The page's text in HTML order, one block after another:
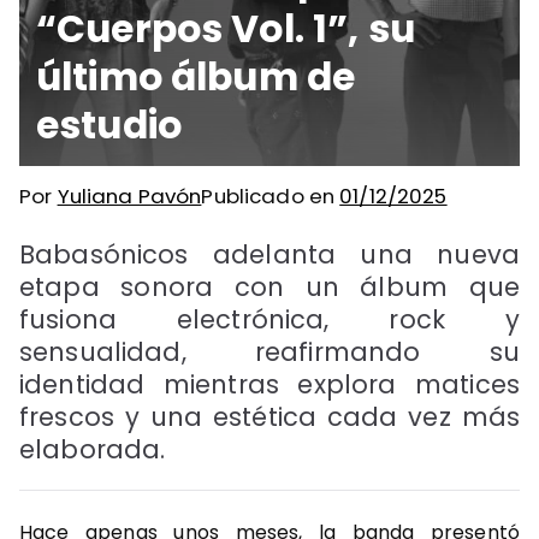
“Cuerpos Vol. 1”, su
último álbum de
estudio
Por Yuliana PavónPublicado en 01/12/2025
Babasónicos adelanta una nueva
etapa sonora con un álbum que
fusiona electrónica, rock y
sensualidad, reafirmando su
identidad mientras explora matices
frescos y una estética cada vez más
elaborada.
Hace apenas unos meses, la banda presentó